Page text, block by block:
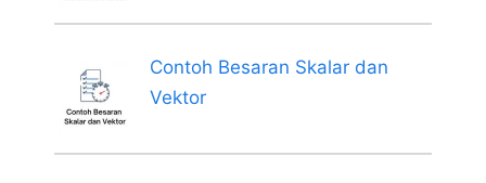
Contoh Besaran Skalar dan
Vektor